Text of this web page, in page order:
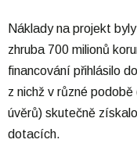
Náklady na projekt
zhruba 700 milionů
financování přihlásilo
z nichž v různé
úvěrů) skutečně
dotacích.